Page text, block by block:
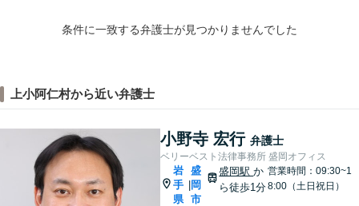
条件に一致する弁護士が見つかりませんでした
上小阿仁村から近い弁護士
小野寺 宏行 弁護士
ベリーベスト法律事務所 盛岡オフィス
岩
手
県
盛
岡
市
盛岡駅か
ら徒歩1分
営業時間：09:30~1
8:00（土日祝日）